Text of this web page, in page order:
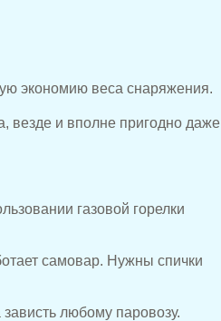
экономию веса снаряжения.
везде и вполне пригодно даже
газовой горелки
самовар. Нужны спички
любому паровозу.